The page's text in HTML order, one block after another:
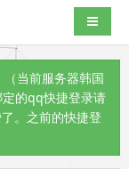
导航切
（当前服务器韩国
的qq快捷登录请
。之前的快捷登